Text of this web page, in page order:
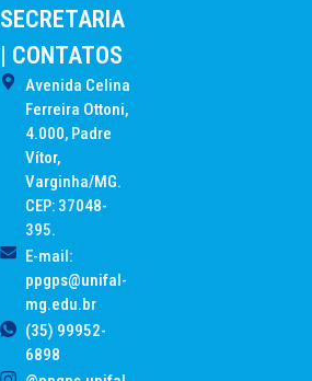
SECRETARIA
| CONTATOS
Avenida Celina
Ferreira Ottoni,
4.000, Padre
Vítor,
Varginha/MG.
CEP: 37048-
395.
E-mail:
ppgps@unifal-
mg.edu.br
(35) 99952-
6898